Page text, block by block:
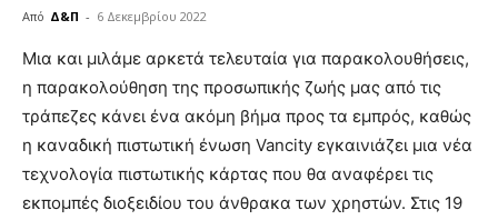
Από Δ&Π - 6 Δεκεμβρίου 2022
blonde
lesbians
very
hot
cam
show.desi
xxx
Μια και μιλάμε αρκετά τελευταία για παρακολουθήσεις,
η παρακολούθηση της προσωπικής ζωής μας από τις
τράπεζες κάνει ένα ακόμη βήμα προς τα εμπρός, καθώς
η καναδική πιστωτική ένωση Vancity εγκαινιάζει μια νέα
τεχνολογία πιστωτικής κάρτας που θα αναφέρει τις
εκπομπές διοξειδίου του άνθρακα των χρηστών. Στις 19